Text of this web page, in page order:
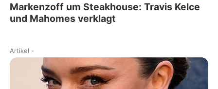
Markenzoff um Steakhouse: Travis Kelce
und Mahomes verklagt
Artikel -